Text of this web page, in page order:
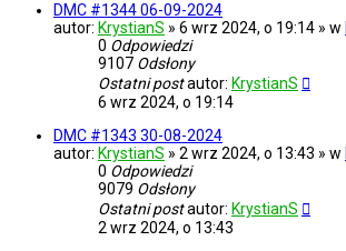
DMC #1344 06-09-2024
autor: KrystianS » 6 wrz 2024, o 19:14 » w
0 Odpowiedzi
9107 Odsłony
Ostatni postautor: KrystianS
6 wrz 2024, o 19:14
DMC #1343 30-08-2024
autor: KrystianS » 2 wrz 2024, o 13:43 » w
0 Odpowiedzi
9079 Odsłony
Ostatni postautor: KrystianS
2 wrz 2024, o 13:43